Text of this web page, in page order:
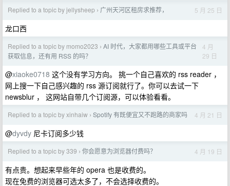
Replied to a topic by jellysheep › 广州天河区租房求推荐， 5 月 25 日
龙口西
Replied to a topic by momo2023 › AI 时代，大家都用哪些工具或平台
获取信息，还有用 RSS 的吗？
4 月
29 日
@xiaoke0718 这个没有学习方向。 挑一个自己喜欢的 rss reader ，
网上搜一下自己感兴趣的 rss 源订阅就行了。你可以去试一下
newsblur ， 这网站自带几个订阅源，可以体验看看。
Replied to a topic by xinhaiw › Spotify 有既便宜又不跑路的商家吗 4 月 21 日
@dyvdy 尼卡订阅多少钱
Replied to a topic by 339 › 你会愿意为浏览器付费吗？ 4 月 19 日
有点贵。想起来早些年的 opera 也是收费的。
现在免费的浏览器可选太多了，不会选择收费的。